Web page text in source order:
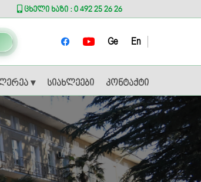
ცხელი ხაზი : 0 492 25 26 26
▾ სიახლეები კონტაქტი
Ge En